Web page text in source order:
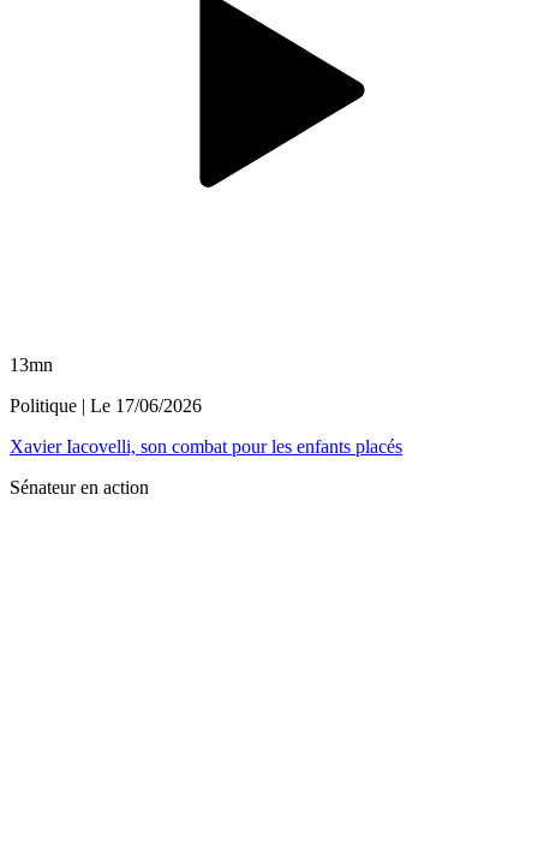
13mn
Politique | Le 17/06/2026
Xavier Iacovelli, son combat pour les enfants placés
Sénateur en action